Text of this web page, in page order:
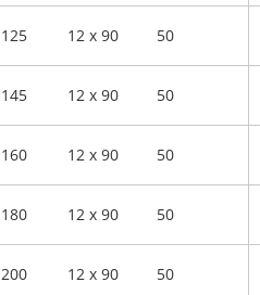
125 12 x 90 50
145 12 x 90 50
160 12 x 90 50
180 12 x 90 50
200 12 x 90 50